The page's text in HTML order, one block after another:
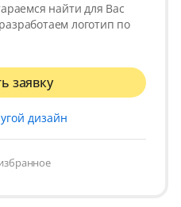
найти для Вас
логотип по
заявку
дизайн